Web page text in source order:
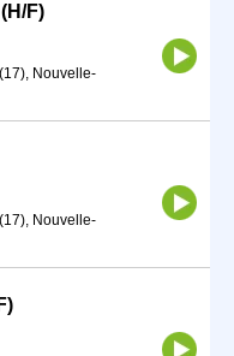
F)
Nouvelle-
Nouvelle-